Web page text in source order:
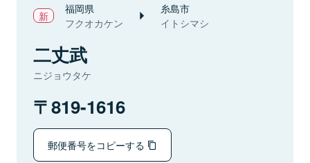
福岡県
フクオカケン
糸島市
イトシマシ
二丈武
ニジョウタケ
819-1616
郵便番号をコピーする